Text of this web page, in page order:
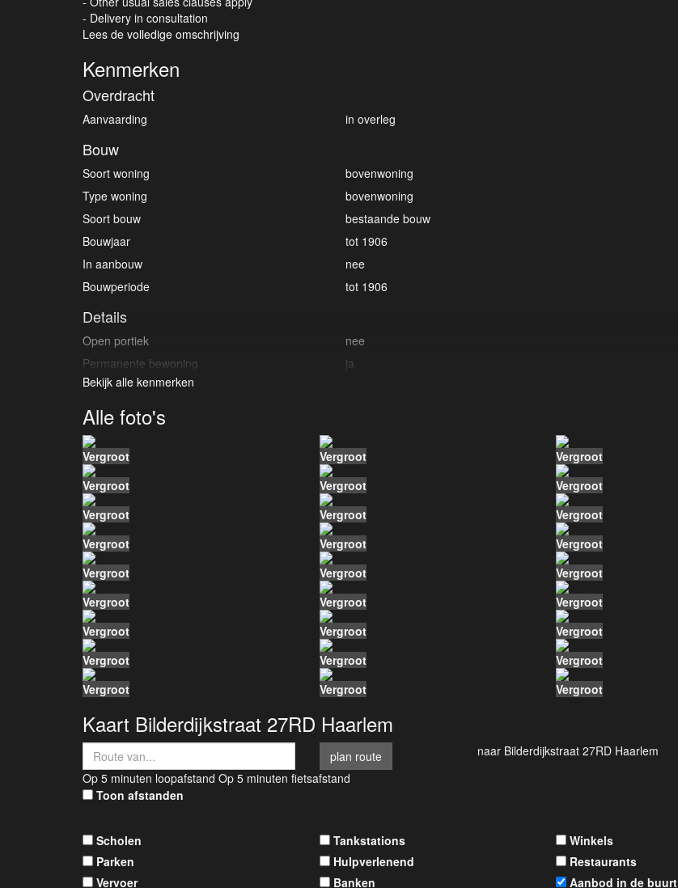
- Delivery in consultation
Lees de volledige omschrijving
Kenmerken
Overdracht
Aanvaarding in overleg
Bouw
Soort woning
bovenwoning
Type woning
bovenwoning
Soort bouw
bestaande bouw
Bouwjaar
tot 1906
In aanbouw
nee
Bouwperiode
tot 1906
Details
Open portiek
nee
Permanente bewoning
ja
Daktype
Dakmateriaal
Oppervlakten en inhoud
Woonoppervlakte
114 m²
Inhoud
402 m³
Indeling
Aantal kamers
4
Aantal slaapkamers
3
Aantal woonlagen
3
Aantal etages
2
Aantal badkamers
1
Badkamervoorzieningen
douche
Keuken type
Soort verwarming
cv ketel, gaskachels
Warmwater installatie
geiser eigendom
Ketel gas/olie
gas
Ketel eigendom
Energielabel
Einddatum energielabel
2035-09-08
Bekijk alle kenmerken
Alle foto's
Vergroot Vergroot Vergroot
Vergroot
Vergroot Vergroot
Vergroot
Vergroot Vergroot
Vergroot
Vergroot Vergroot
Vergroot
Vergroot Vergroot
Vergroot
Vergroot Vergroot
Vergroot
Vergroot Vergroot
Vergroot
Vergroot Vergroot
Vergroot
Vergroot Vergroot
Kaart Bilderdijkstraat 27RD Haarlem
plan route naar Bilderdijkstraat 27RD Haarlem
Op 5 minuten loopafstand Op 5 minuten fietsafstand
Toon afstanden
Scholen
Parken
Vervoer
Tankstations
Hulpverlenend
Banken
Winkels
Restaurants
Aanbod in de buurt